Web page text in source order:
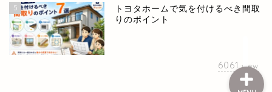
5
トヨタホームで気を付けるべき間取
りのポイント
6061 view
プライバシーポリシー